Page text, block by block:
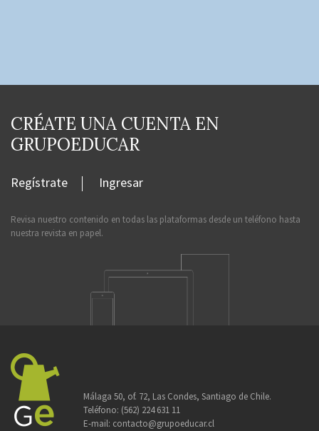
CRÉATE UNA CUENTA EN
GRUPOEDUCAR
Regístrate Ingresar
Revisa nuestro contenido en todas las plataformas desde un teléfono hasta
nuestra revista en papel.
Málaga 50, of. 72, Las Condes, Santiago de Chile.
Teléfono: (562) 224 631 11
E-mail: contacto@grupoeducar.cl